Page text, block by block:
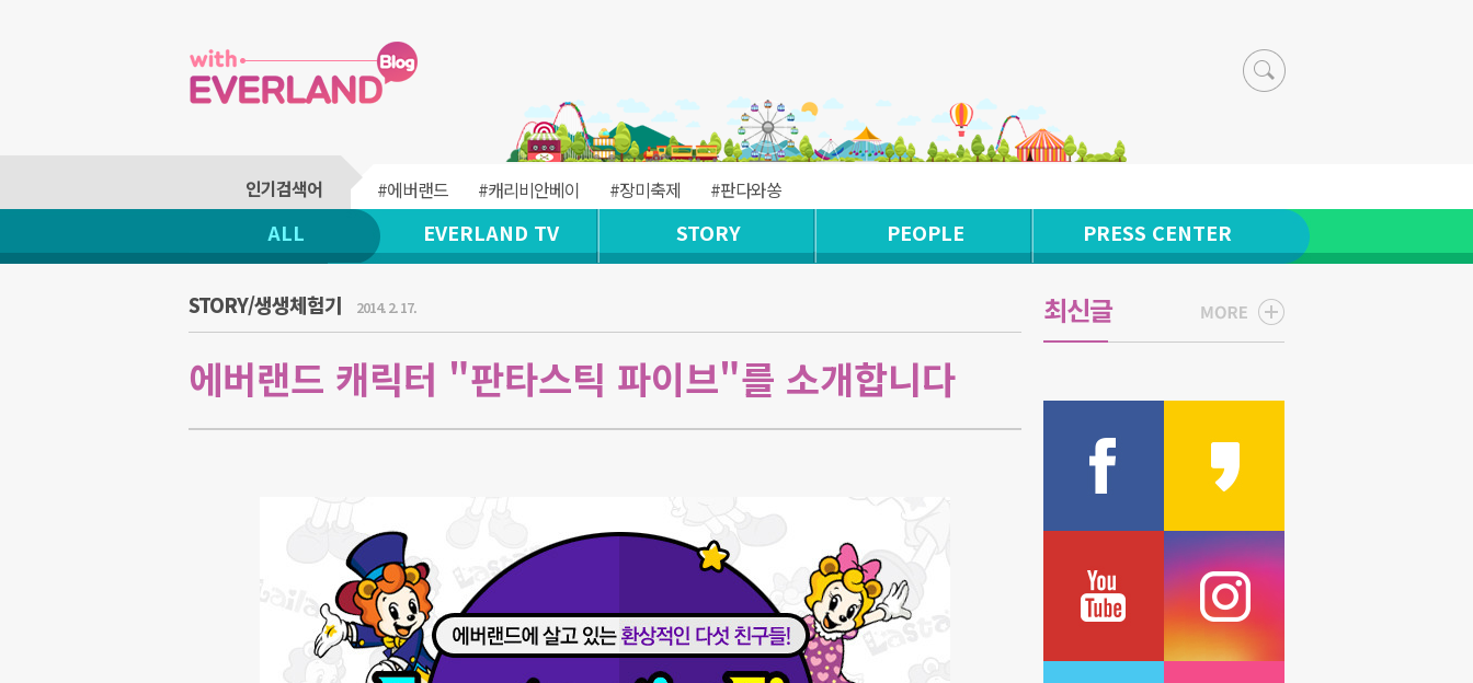
#에버랜드 #캐리비안베이 #장미축제 #판다와쏭
ALL EVERLAND TV STORY PEOPLE PRESS CENTER
STORY/생생체험기 2014. 2. 17.
에버랜드 캐릭터 "판타스틱 파이브"를 소개합니다
최신글